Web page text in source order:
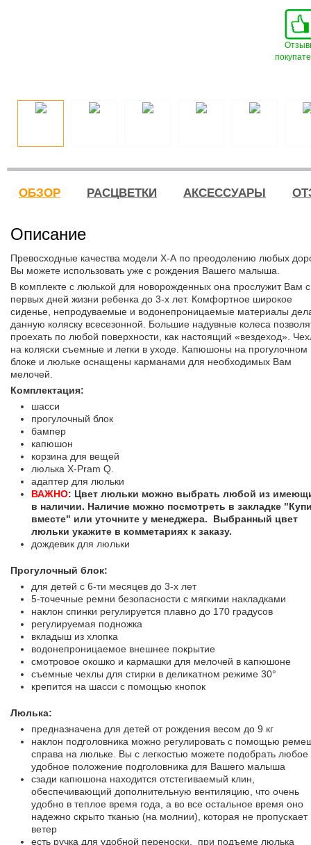
ОБЗОР РАСЦВЕТКИ АКСЕССУАРЫ
Описание
Превосходные качества модели X-А по преодолению любых
Вы можете использовать уже с рождения Вашего малыша.
В комплекте с люлькой для новорожденных она прослужит Вам с
первых дней жизни ребенка до 3-х лет. Комфортное широкое
сиденье, непродуваемые и водонепроницаемые материалы
данную коляску всесезонной. Большие надувные колеса
проехать по любой поверхности, как настоящий «вездеход».
на коляски съемные и легки в уходе. Капюшоны на прогулочном
блоке и люльке оснащены карманами для необходимых Вам
мелочей.
Комплектация:
шасси
прогулочный блок
бампер
капюшон
корзина для вещей
люлька X-Pram Q.
адаптер для люльки
ВАЖНО: Цвет люльки можно выбрать любой из
в наличии. Наличие можно посмотреть в закладке
вместе" или уточните у менеджера. Выбранный цвет
люльки укажите в комметариях к заказу.
дождевик для люльки
Прогулочный блок:
для детей с 6-ти месяцев до 3-х лет
5-точечные ремни безопасности с мягкими накладками
наклон спинки регулируется плавно до 170 градусов
регулируемая подножка
вкладыш из хлопка
водонепроницаемое внешнее покрытие
смотровое окошко и кармашки для мелочей в капюшоне
съемные чехлы для стирки в деликатном режиме 30°
крепится на шасси с помощью кнопок
Люлька:
предназначена для детей от рождения весом до 9 кг
наклон подголовника можно регулировать с помощью
справа на люльке. Вы с легкостью можете подобрать любое
удобное положение подголовника для Вашего малыша
сзади капюшона находится отстегиваемый клин,
обеспечивающий дополнительную вентиляцию, что очень
удобно в теплое время года, а во все остальное время оно
надежно скрыто тканью (на молнии), которая не пропускает
ветер
есть ручка для удобной переноски, при подъеме люлька